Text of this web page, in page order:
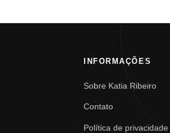
INFORMAÇÕES
Sobre Katia Ribeiro
Contato
Política de privacidade